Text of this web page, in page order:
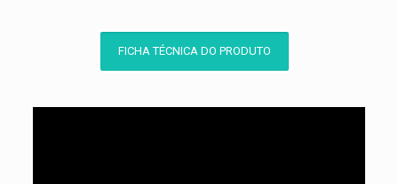
FICHA TÉCNICA DO PRODUTO